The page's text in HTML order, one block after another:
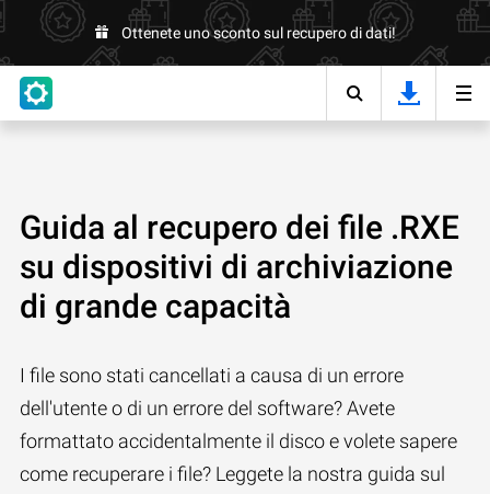
Ottenete uno sconto sul recupero di dati!
Guida al recupero dei file .RXE
su dispositivi di archiviazione
di grande capacità
I file sono stati cancellati a causa di un errore
dell'utente o di un errore del software? Avete
formattato accidentalmente il disco e volete sapere
come recuperare i file? Leggete la nostra guida sul